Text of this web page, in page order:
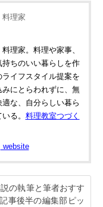
料理家
理家。料理や家事、
ちのいい暮らしを作
イフスタイル提案を
にとらわれずに、無
な、自分らしい暮ら
る。 料理教室つづく
website
の執筆と筆者おすす
事後半の編集部ピッ